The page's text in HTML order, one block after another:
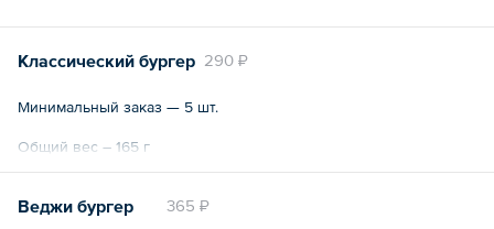
Общий вес – 160 г
290 ₽
Классический бургер
Минимальный заказ — 5 шт.
Общий вес – 165 г
365 ₽
Веджи бургер